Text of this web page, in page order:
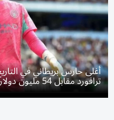
أغلى حارس بريطاني في
ترافورد مقابل 54 مليون دولار